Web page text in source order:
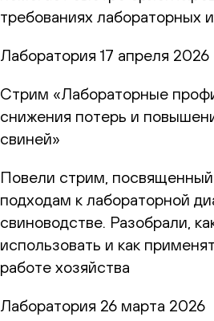
требованиях лабораторных
Лаборатория 17 апреля 2026
Стрим «Лабораторные
снижения потерь и
свиней»
Повели стрим,
подходам к лабораторной
свиноводстве. Разобрали,
использовать и как
работе хозяйства
Лаборатория 26 марта 2026